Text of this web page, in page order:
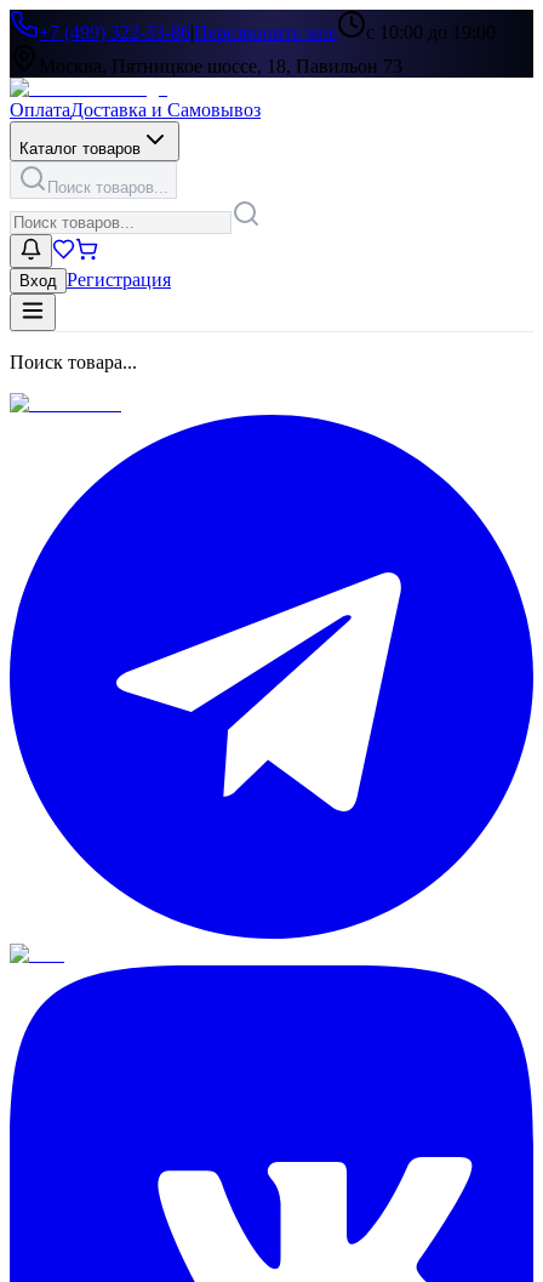
+7 (499) 322-33-86|Перезвоните мне
с 10:00 до 19:00
Москва, Пятницкое шоссе, 18, Павильон 73
ОплатаДоставка и Самовывоз
Каталог товаров
Поиск товаров...
Вход Регистрация
Поиск товара...